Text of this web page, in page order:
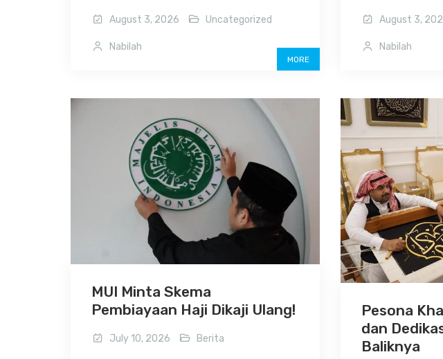
August 3, 2026 Uncategorized
Nabilah
MORE
August 3,
Nabilah
MUI Minta Skema
Pembiayaan Haji Dikaji Ulang!
July 10, 2026 Berita
Pesona
dan
Baliknya